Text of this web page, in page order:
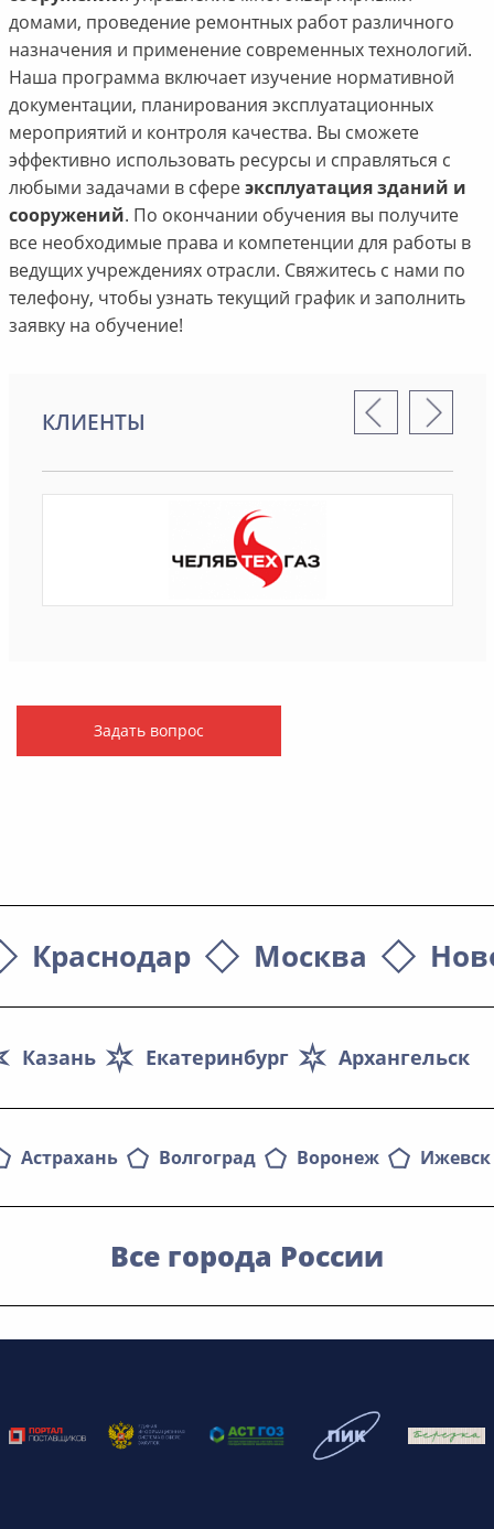
домами, проведение ремонтных работ различного
назначения и применение современных технологий.
Наша программа включает изучение нормативной
документации, планирования эксплуатационных
мероприятий и контроля качества. Вы сможете
эффективно использовать ресурсы и справляться с
любыми задачами в сфереэксплуатация зданий и
сооружений. По окончании обучения вы получите
все необходимые права и компетенции для работы в
ведущих учреждениях отрасли. Свяжитесь с нами по
телефону, чтобы узнать текущий график и заполнить
заявку на обучение!
КЛИЕНТЫ
Задать вопрос
Краснодар Москва
Архангельск
Екатеринбург
Казань
Астрахань Волгоград Воронеж Ижевск
Все города России